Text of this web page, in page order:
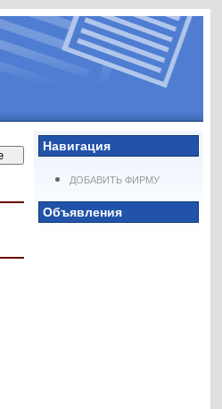
Навигация
ДОБАВИТЬ ФИРМУ
Объявления